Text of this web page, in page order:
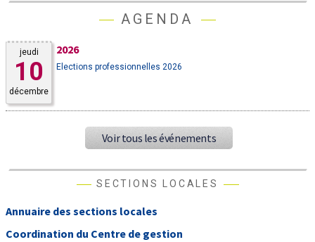
AGENDA
jeudi
10
décembre
2026
Elections professionnelles 2026
Voir tous les événements
SECTIONS LOCALES
Annuaire des sections locales
Coordination du Centre de gestion